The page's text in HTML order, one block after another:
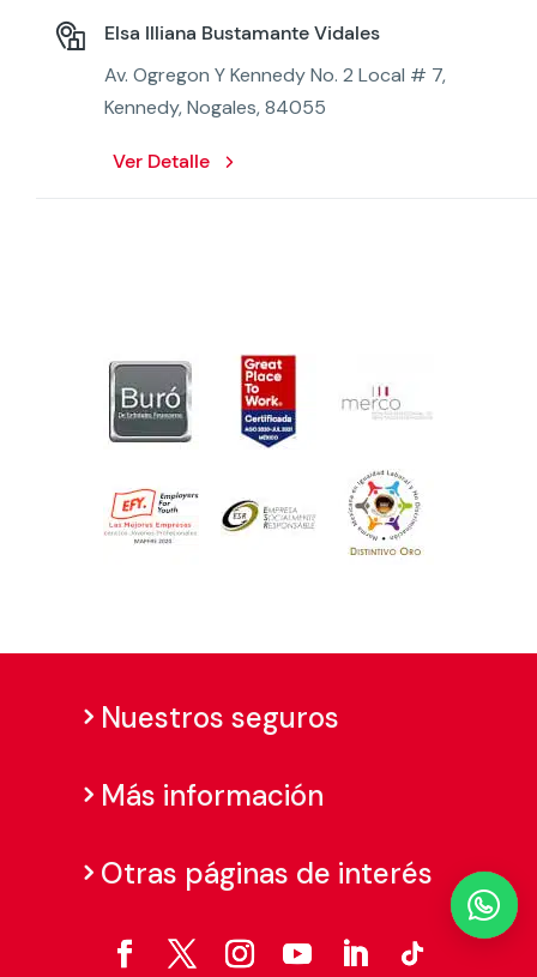
Elsa Illiana Bustamante Vidales
Av. Ogregon Y Kennedy No. 2 Local # 7,
Kennedy, Nogales, 84055
Ver Detalle
Nuestros seguros
Más información
Otras páginas de interés
